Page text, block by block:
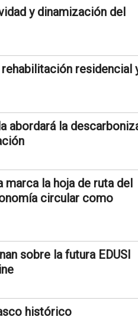
y dinamización del
residencial
abordará la
marca la hoja de ruta del
circular como
sobre la futura EDUSI
histórico